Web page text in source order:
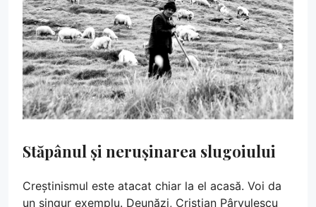
Stăpânul și nerușinarea slugoiului
Creștinismul este atacat chiar la el acasă. Voi da
un singur exemplu. Deunăzi, Cristian Pârvulescu